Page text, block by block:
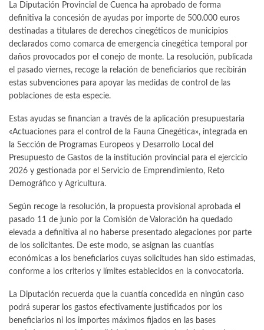
WhatsApp Email
La Diputación Provincial de Cuenca ha aprobado de forma
definitiva la concesión de ayudas por importe de 500.000 euros
destinadas a titulares de derechos cinegéticos de municipios
declarados como comarca de emergencia cinegética temporal por
daños provocados por el conejo de monte. La resolución, publicada
el pasado viernes, recoge la relación de beneficiarios que recibirán
estas subvenciones para apoyar las medidas de control de las
poblaciones de esta especie.
Estas ayudas se financian a través de la aplicación presupuestaria
«Actuaciones para el control de la Fauna Cinegética», integrada en
la Sección de Programas Europeos y Desarrollo Local del
Presupuesto de Gastos de la institución provincial para el ejercicio
2026 y gestionada por el Servicio de Emprendimiento, Reto
Demográfico y Agricultura.
Según recoge la resolución, la propuesta provisional aprobada el
pasado 11 de junio por la Comisión de Valoración ha quedado
elevada a definitiva al no haberse presentado alegaciones por parte
de los solicitantes. De este modo, se asignan las cuantías
económicas a los beneficiarios cuyas solicitudes han sido estimadas,
conforme a los criterios y límites establecidos en la convocatoria.
La Diputación recuerda que la cuantía concedida en ningún caso
podrá superar los gastos efectivamente justificados por los
beneficiarios ni los importes máximos fijados en las bases